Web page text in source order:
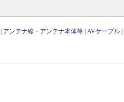
アンテナ線・アンテナ本体等 |AVケーブル